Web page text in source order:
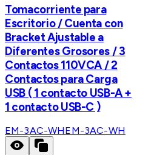
Tomacorriente para
Escritorio / Cuenta con
Bracket Ajustable a
Diferentes Grosores / 3
Contactos 110VCA / 2
Contactos para Carga
USB ( 1 contacto USB-A +
1 contacto USB-C )
EM-3AC-WHEM-3AC-WH